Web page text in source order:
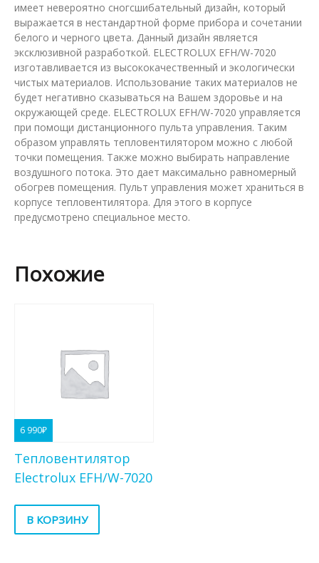
имеет невероятно сногсшибательный дизайн, который
выражается в нестандартной форме прибора и сочетании
белого и черного цвета. Данный дизайн является
эксклюзивной разработкой. ELECTROLUX EFH/W-7020
изготавливается из высококачественный и экологически
чистых материалов. Использование таких материалов не
будет негативно сказываться на Вашем здоровье и на
окружающей среде. ELECTROLUX EFH/W-7020 управляется
при помощи дистанционного пульта управления. Таким
образом управлять тепловентилятором можно с любой
точки помещения. Также можно выбирать направление
воздушного потока. Это дает максимально равномерный
обогрев помещения. Пульт управления может храниться в
корпусе тепловентилятора. Для этого в корпусе
предусмотрено специальное место.
Похожие
6 990₽
Тепловентилятор
Electrolux EFH/W-7020
В КОРЗИНУ